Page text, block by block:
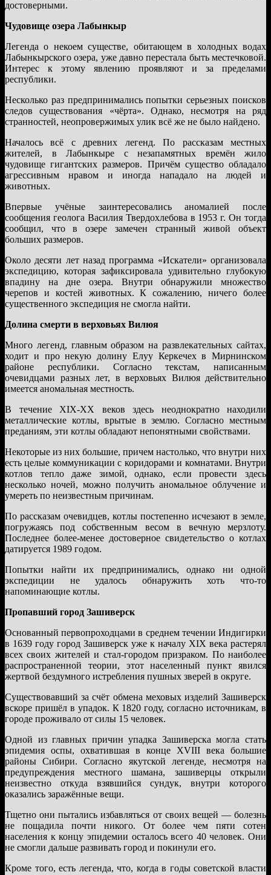
достоверными.
Чудовище озера Лабынкыр
Легенда о некоем существе, обитающем в холодных водах
Лабынкырского озера, уже давно перестала быть местечковой.
Интерес к этому явлению проявляют и за пределами
республики.
Несколько раз предпринимались попытки серьезных поисков
следов существования «чёрта». Однако, несмотря на ряд
странностей, неопровержимых улик всё же не было найдено.
Началось всё с древних легенд. По рассказам местных
жителей, в Лабынкыре с незапамятных времён жило
чудовище гигантских размеров. Причём существо обладало
агрессивным нравом и иногда нападало на людей и
животных.
Впервые учёные заинтересовались аномалией после
сообщения геолога Василия Твердохлебова в 1953 г. Он тогда
сообщил, что в озере замечен странный живой объект
больших размеров.
Около десяти лет назад программа «Искатели» организовала
экспедицию, которая зафиксировала удивительно глубокую
впадину на дне озера. Внутри обнаружили множество
черепов и костей животных. К сожалению, ничего более
существенного экспедиция не смогла найти.
Долина смерти в верховьях Вилюя
Много легенд, главным образом на развлекательных сайтах,
ходит и про некую долину Елуу Керкечех в Мирнинском
районе республики. Согласно текстам, написанным
очевидцами разных лет, в верховьях Вилюя действительно
имеется аномальная местность.
В течение ХIX-ХХ веков здесь неоднократно находили
металлические котлы, врытые в землю. Согласно местным
преданиям, эти котлы обладают непонятными свойствами.
Некоторые из них большие, причем настолько, что внутри них
есть целые коммуникации с коридорами и комнатами. Внутри
котлов тепло даже зимой, однако, если провести здесь
несколько ночей, можно получить аномальное облучение и
умереть по неизвестным причинам.
По рассказам очевидцев, котлы постепенно исчезают в земле,
погружаясь под собственным весом в вечную мерзлоту.
Последнее более-менее достоверное свидетельство о котлах
датируется 1989 годом.
Попытки найти их предпринимались, однако ни одной
экспедиции не удалось обнаружить хоть что-то
напоминающие котлы.
Пропавший город Зашиверск
Основанный первопроходцами в среднем течении Индигирки
в 1639 году город Зашиверск уже к началу XIX века растерял
всех своих жителей и стал-городом призраком. По наиболее
распространенной теории, этот населенный пункт явился
жертвой бездумного истребления пушных зверей в округе.
Существовавший за счёт обмена меховых изделий Зашиверск
вскоре пришёл в упадок. К 1820 году, согласно источникам, в
городе проживало от силы 15 человек.
Одной из главных причин упадка Зашиверска могла стать
эпидемия оспы, охватившая в конце XVIII века большие
районы Сибири. Согласно якутской легенде, несмотря на
предупреждения местного шамана, зашиверцы открыли
неизвестно откуда взявшийся сундук, внутри которого
оказались заражённые вещи.
Тщетно они пытались избавляться от своих вещей — болезнь
не пощадила почти никого. От более чем пяти сотен
населения к концу эпидемии осталось всего 40 человек. Они
не смогли дальше развивать город и покинули его.
Кроме того, есть легенда, что, когда в годы советской власти